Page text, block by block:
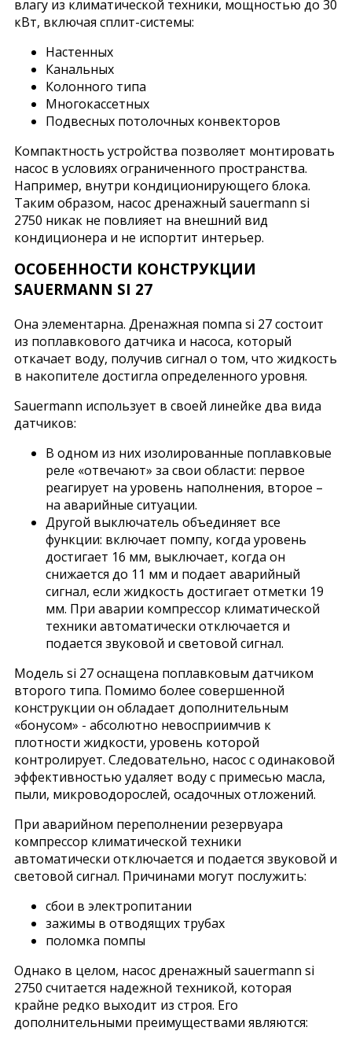
влагу из климатической техники, мощностью до 30
кВт, включая сплит-системы:
Настенных
Канальных
Колонного типа
Многокассетных
Подвесных потолочных конвекторов
Компактность устройства позволяет монтировать
насос в условиях ограниченного пространства.
Например, внутри кондиционирующего блока.
Таким образом, насос дренажный sauermann si
2750 никак не повлияет на внешний вид
кондиционера и не испортит интерьер.
ОСОБЕННОСТИ КОНСТРУКЦИИ
SAUERMANN SI 27
Она элементарна. Дренажная помпа si 27 состоит
из поплавкового датчика и насоса, который
откачает воду, получив сигнал о том, что жидкость
в накопителе достигла определенного уровня.
Sauermann использует в своей линейке два вида
датчиков:
В одном из них изолированные поплавковые
реле «отвечают» за свои области: первое
реагирует на уровень наполнения, второе –
на аварийные ситуации.
Другой выключатель объединяет все
функции: включает помпу, когда уровень
достигает 16 мм, выключает, когда он
снижается до 11 мм и подает аварийный
сигнал, если жидкость достигает отметки 19
мм. При аварии компрессор климатической
техники автоматически отключается и
подается звуковой и световой сигнал.
Модель si 27 оснащена поплавковым датчиком
второго типа. Помимо более совершенной
конструкции он обладает дополнительным
«бонусом» - абсолютно невосприимчив к
плотности жидкости, уровень которой
контролирует. Следовательно, насос с одинаковой
эффективностью удаляет воду с примесью масла,
пыли, микроводорослей, осадочных отложений.
При аварийном переполнении резервуара
компрессор климатической техники
автоматически отключается и подается звуковой и
световой сигнал. Причинами могут послужить:
сбои в электропитании
зажимы в отводящих трубах
поломка помпы
Однако в целом, насос дренажный sauermann si
2750 считается надежной техникой, которая
крайне редко выходит из строя. Его
дополнительными преимуществами являются: